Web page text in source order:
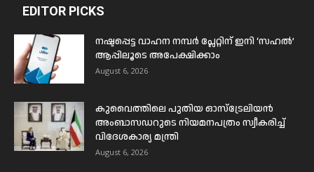
EDITOR PICKS
നഷ്ടപ്പെട്ട വാഹന നമ്പർ പ്ലേറ്റിന് ഇനി ‘സഹൽ’
ആപ്പിലൂടെ അപേക്ഷിക്കാം
August 6, 2026
കുവൈത്തിലെ പുതിയ ഓസ്ട്രേലിയൻ
അംബാസഡറുടെ നിയമനപത്രം സ്വീകരിച്ച്
വിദേശകാര്യ മന്ത്രി
August 6, 2026